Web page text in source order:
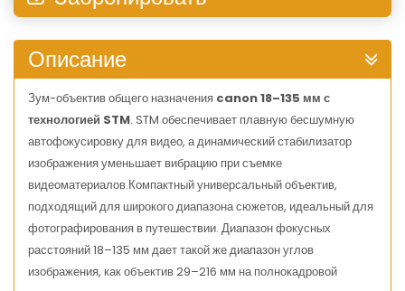
Описание
Зум-объектив общего назначения canon 18–135 мм с
технологией STM. STM обеспечивает плавную бесшумную
автофокусировку для видео, а динамический стабилизатор
изображения уменьшает вибрацию при съемке
видеоматериалов.Компактный универсальный объектив,
подходящий для широкого диапазона сюжетов, идеальный для
фотографирования в путешествии. Диапазон фокусных
расстояний 18–135 мм дает такой же диапазон углов
изображения, как объектив 29–216 мм на полнокадровой